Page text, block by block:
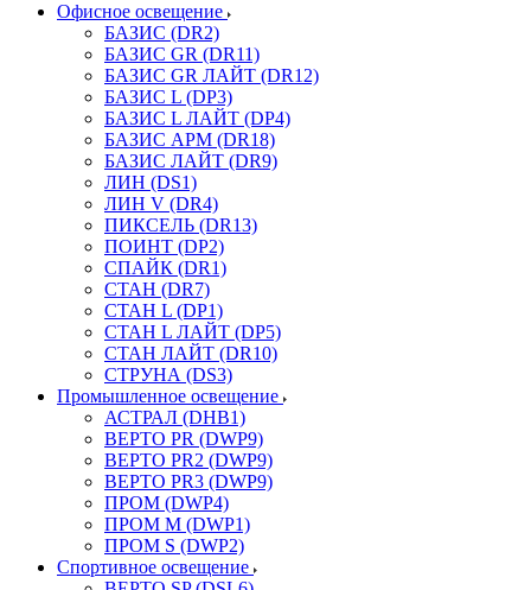
Офисное освещение
БАЗИС (DR2)
БАЗИС GR (DR11)
БАЗИС GR ЛАЙТ (DR12)
БАЗИС L (DP3)
БАЗИС L ЛАЙТ (DP4)
БАЗИС АРМ (DR18)
БАЗИС ЛАЙТ (DR9)
ЛИН (DS1)
ЛИН V (DR4)
ПИКСЕЛЬ (DR13)
ПОИНТ (DP2)
СПАЙК (DR1)
СТАН (DR7)
СТАН L (DP1)
СТАН L ЛАЙТ (DP5)
СТАН ЛАЙТ (DR10)
СТРУНА (DS3)
Промышленное освещение
АСТРАЛ (DHB1)
ВЕРТО PR (DWP9)
ВЕРТО PR2 (DWP9)
ВЕРТО PR3 (DWP9)
ПРОМ (DWP4)
ПРОМ M (DWP1)
ПРОМ S (DWP2)
Спортивное освещение